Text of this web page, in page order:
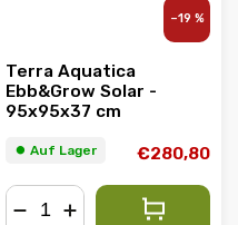
–19 %
Terra Aquatica
Ebb&Grow Solar -
95x95x37 cm
⏺︎ Auf Lager €280,80